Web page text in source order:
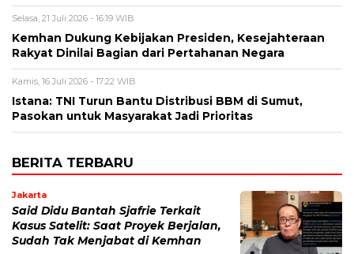
Selasa, 21 Juli 2026 - 16:19 WIB
Kemhan Dukung Kebijakan Presiden, Kesejahteraan
Rakyat Dinilai Bagian dari Pertahanan Negara
Kamis, 16 Juli 2026 - 17:22 WIB
Istana: TNI Turun Bantu Distribusi BBM di Sumut,
Pasokan untuk Masyarakat Jadi Prioritas
BERITA TERBARU
Jakarta
Said Didu Bantah Sjafrie Terkait
Kasus Satelit: Saat Proyek Berjalan,
Sudah Tak Menjabat di Kemhan